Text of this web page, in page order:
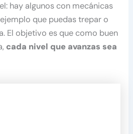
hay algunos con mecánicas
que puedas trepar o
El objetivo es que como buen
cada nivel que avanzas sea